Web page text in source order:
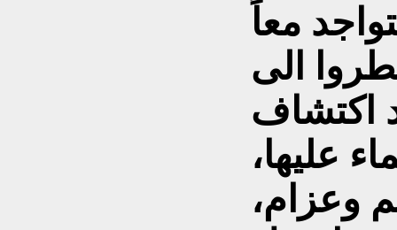
معاً
الى
اكتشاف
عليها،
وعزام،